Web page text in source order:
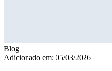
Blog
Adicionado em: 05/03/2026